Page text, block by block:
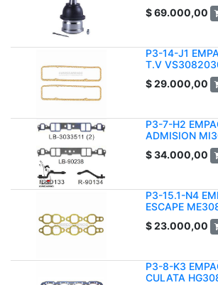
$69.000,00
P3-14-J1
T.V
$29.000,00
P3-7-H2
ADMISION
$34.000,00
P3-15.1-N4
ESCAPE
$23.000,00
P3-8-K3
CULATA